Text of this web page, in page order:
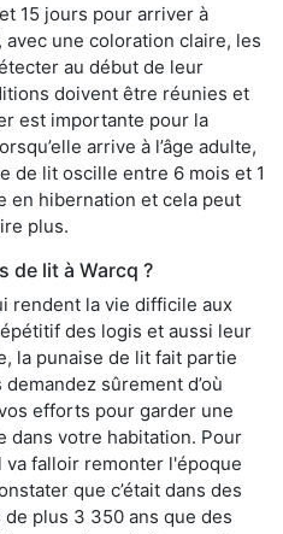
15 jours pour arriver à
une coloration claire, les
au début de leur
doivent être réunies et
est importante pour la
arrive à l’âge adulte,
de lit oscille entre 6 mois et 1
en hibernation et cela peut
plus.
de lit à Warcq ?
rendent la vie difficile aux
des logis et aussi leur
la punaise de lit fait partie
sûrement d’où
efforts pour garder une
dans votre habitation. Pour
falloir remonter l'époque
que c’était dans des
plus 3 350 ans que des